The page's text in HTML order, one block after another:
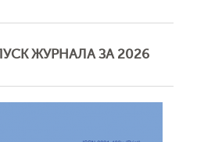
ЖУРНАЛА ЗА 2026
Отправить